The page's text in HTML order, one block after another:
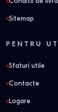
Sitemap
PENTRU
Sfaturi utile
Contacte
Logare